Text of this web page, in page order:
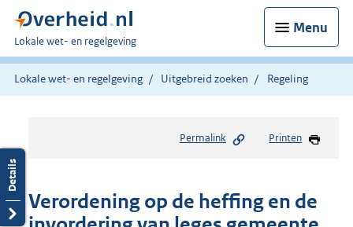
Menu
U
bent
hier:
Lokale wet- en regelgeving
Lokale wet- en regelgeving Uitgebreid zoeken Regeling
Permalink Printen
Verordening op de heffing en de